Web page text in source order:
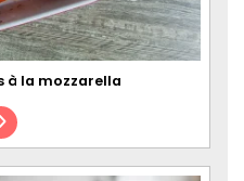
à la mozzarella